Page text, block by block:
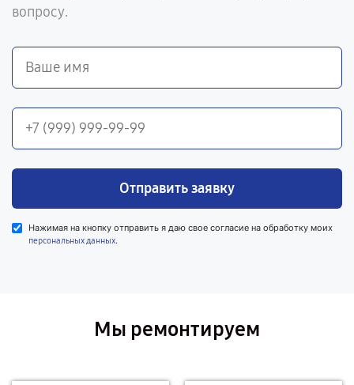
вопросу.
Отправить заявку
Нажимая на кнопку отправить я даю свое согласие на обработку моих
персональных данных.
Мы ремонтируем